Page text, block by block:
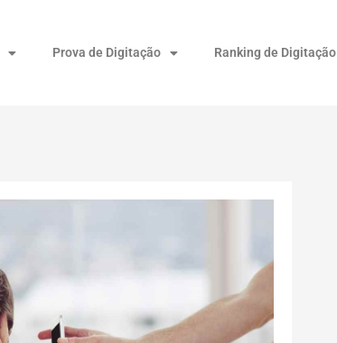
Prova de Digitação Ranking de Digitação